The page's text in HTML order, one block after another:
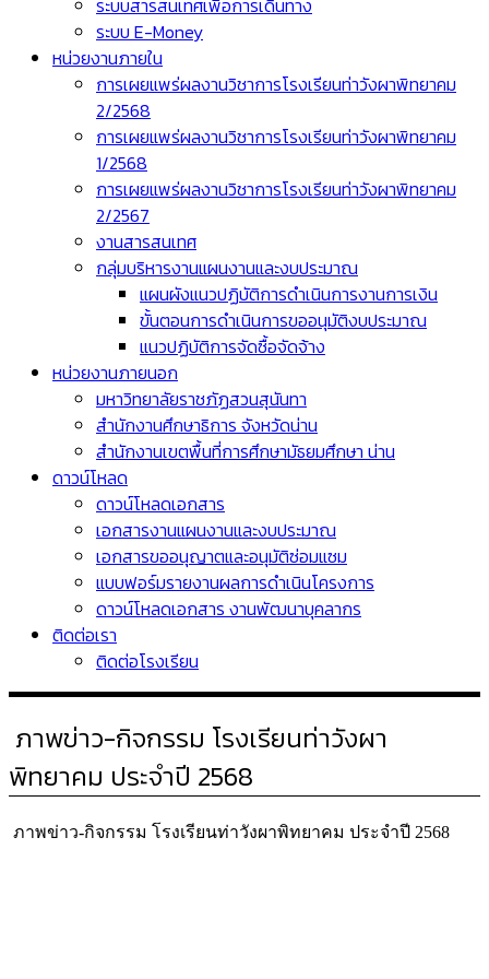
ระบบสารสนเทศเพื่อการเดินทาง
ระบบ E-Money
หน่วยงานภายใน
การเผยแพร่ผลงานวิชาการโรงเรียนท่าวังผาพิทยาคม
2/2568
การเผยแพร่ผลงานวิชาการโรงเรียนท่าวังผาพิทยาคม
1/2568
การเผยแพร่ผลงานวิชาการโรงเรียนท่าวังผาพิทยาคม
2/2567
งานสารสนเทศ
กลุ่มบริหารงานแผนงานและงบประมาณ
แผนผังแนวปฏิบัติการดำเนินการงานการเงิน
ขั้นตอนการดำเนินการขออนุมัติงบประมาณ
แนวปฏิบัติการจัดซื้อจัดจ้าง
หน่วยงานภายนอก
มหาวิทยาลัยราชภัฏสวนสุนันทา
สำนักงานศึกษาธิการ จังหวัดน่าน
สำนักงานเขตพื้นที่การศึกษามัธยมศึกษา น่าน
ดาวน์โหลด
ดาวน์โหลดเอกสาร
เอกสารงานแผนงานและงบประมาณ
เอกสารขออนุญาตและอนุมัติซ่อมแซม
แบบฟอร์มรายงานผลการดำเนินโครงการ
ดาวน์โหลดเอกสาร งานพัฒนาบุคลากร
ติดต่อเรา
ติดต่อโรงเรียน
ภาพข่าว-กิจกรรม โรงเรียนท่าวังผา
พิทยาคม ประจำปี 2568
ภาพข่าว-กิจกรรม โรงเรียนท่าวังผาพิทยาคม ประจำปี 2568